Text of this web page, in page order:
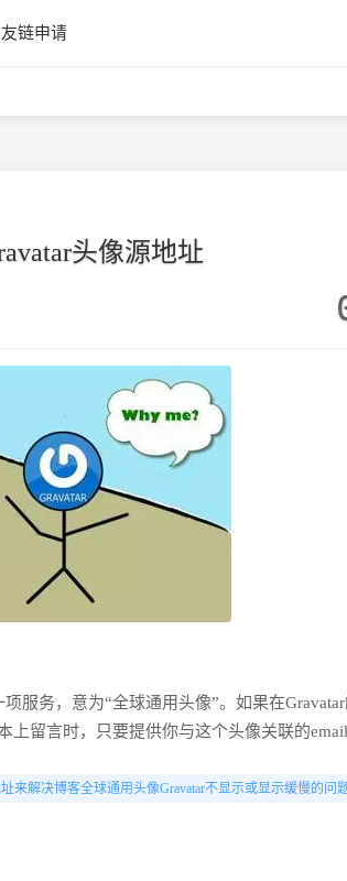
友链申请
头像源地址
服务，意为“全球通用头像”。如果在
上留言时，只要提供你与这个头像关联的
来解决博客全球通用头像Gravatar不显示或显示缓慢的问题